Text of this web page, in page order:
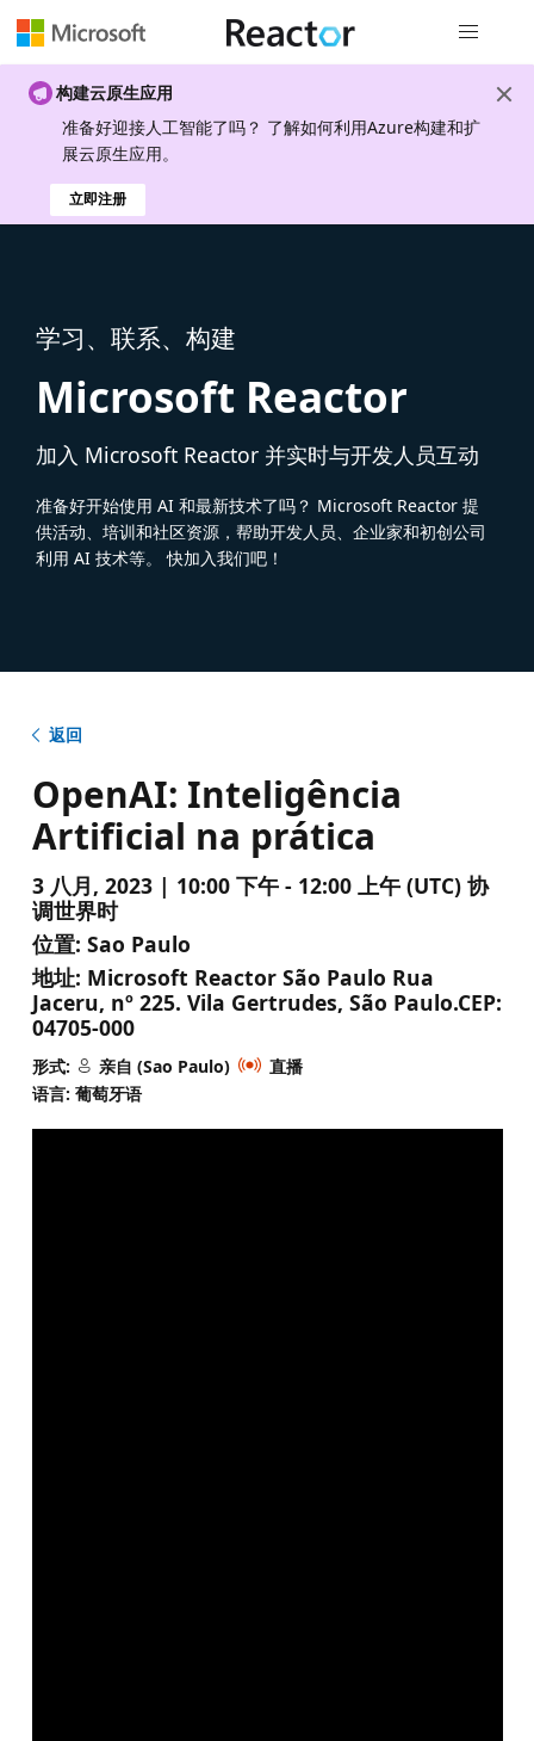
构建云原生应用
准备好迎接人工智能了吗？ 了解如何利用Azure构建和扩
展云原生应用。
立即注册
学习、联系、构建
Microsoft Reactor
加入 Microsoft Reactor 并实时与开发人员互动
准备好开始使用 AI 和最新技术了吗？ Microsoft Reactor 提
供活动、培训和社区资源，帮助开发人员、企业家和初创公司
利用 AI 技术等。 快加入我们吧！
返回
OpenAI: Inteligência
Artificial na prática
3 八月, 2023 | 10:00 下午 - 12:00 上午 (UTC) 协
调世界时
位置: Sao Paulo
地址: Microsoft Reactor São Paulo Rua
Jaceru, nº 225. Vila Gertrudes, São Paulo.CEP:
04705-000
形式: 亲自 (Sao Paulo)
直播
语言: 葡萄牙语